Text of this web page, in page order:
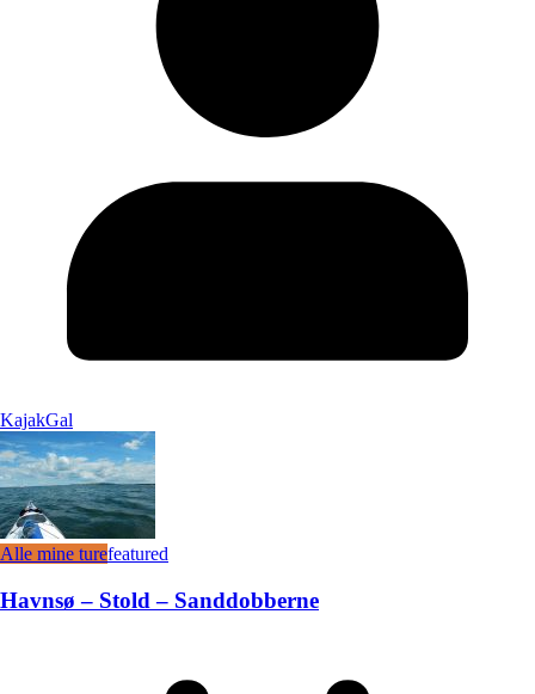
KajakGal
Alle mine turefeatured
Havnsø – Stold – Sanddobberne